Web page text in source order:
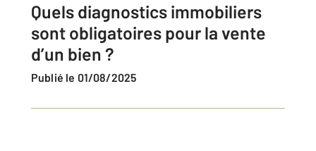
Quels diagnostics immobiliers
sont obligatoires pour la vente
d’un bien ?
Publié le 01/08/2025